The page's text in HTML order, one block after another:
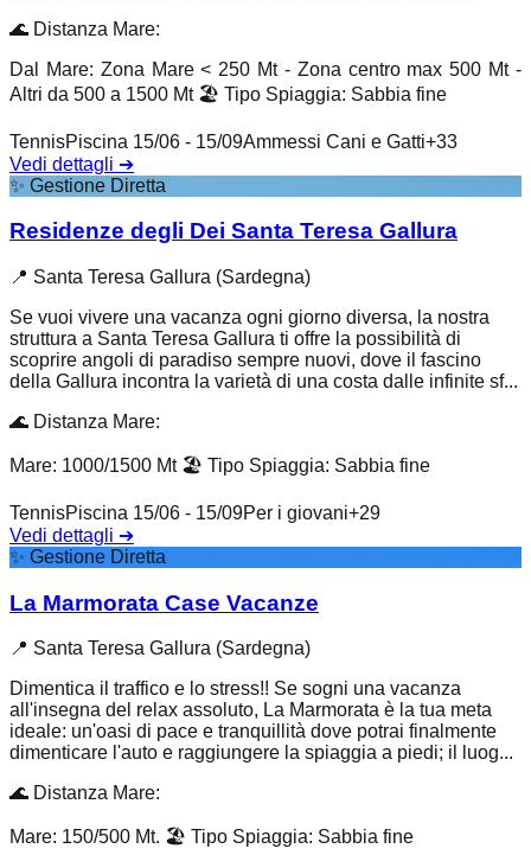
🌊 Distanza Mare:
Dal Mare: Zona Mare < 250 Mt - Zona centro max 500 Mt -
Altri da 500 a 1500 Mt 🏖️ Tipo Spiaggia: Sabbia fine
TennisPiscina 15/06 - 15/09Ammessi Cani e Gatti+33
Vedi dettagli ➔
✨ Gestione Diretta
Residenze degli Dei Santa Teresa Gallura
📍 Santa Teresa Gallura (Sardegna)
Se vuoi vivere una vacanza ogni giorno diversa, la nostra
struttura a Santa Teresa Gallura ti offre la possibilità di
scoprire angoli di paradiso sempre nuovi, dove il fascino
della Gallura incontra la varietà di una costa dalle infinite sf...
🌊 Distanza Mare:
Mare: 1000/1500 Mt 🏖️ Tipo Spiaggia: Sabbia fine
TennisPiscina 15/06 - 15/09Per i giovani+29
Vedi dettagli ➔
✨ Gestione Diretta
La Marmorata Case Vacanze
📍 Santa Teresa Gallura (Sardegna)
Dimentica il traffico e lo stress!! Se sogni una vacanza
all'insegna del relax assoluto, La Marmorata è la tua meta
ideale: un'oasi di pace e tranquillità dove potrai finalmente
dimenticare l'auto e raggiungere la spiaggia a piedi; il luog...
🌊 Distanza Mare:
Mare: 150/500 Mt. 🏖️ Tipo Spiaggia: Sabbia fine